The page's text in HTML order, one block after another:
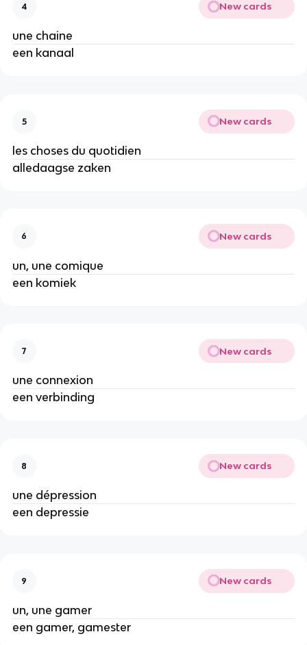
4 New cards
une chaine
een kanaal
5 New cards
les choses du quotidien
alledaagse zaken
6 New cards
un, une comique
een komiek
7 New cards
une connexion
een verbinding
8 New cards
une dépression
een depressie
9 New cards
un, une gamer
een gamer, gamester